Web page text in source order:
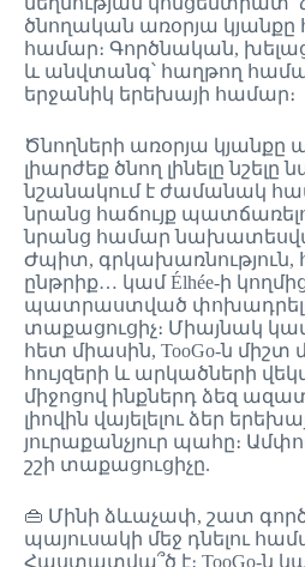
ծնողական առօրյա կյանքը
համար։ Գործնական,
և անվտանգ՝ հաղթող
երջանիկ երեխայի համար։
Ծնողների առօրյա կյանքը
լիարժեք ծնող լինելը նշելը
նշանակում է ժամանակ
նրանց հաճույք
նրանց համար
Ժպիտ, գրկախառնություն,
ընթրիք… կամ Élhée-ի
պատրաստված
տաքացուցիչ։ Միայնակ կամ
հետ միասին, TooGo-ն միշտ
հույզերի և արկածների
միջոցով ինքներդ ձեզ
լիովին վայելելու ձեր
յուրաքանչյուր պահը։
շշի տաքացուցիչը.
👜 Մինի ձևաչափ, շատ
պայուսակի մեջ դնելու
Հաստատվա՞ծ է։ TooGo-ն